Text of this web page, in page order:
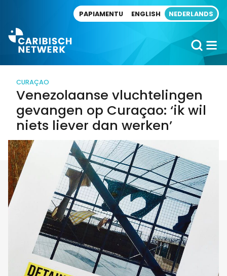
PAPIAMENTU ENGLISH NEDERLANDS
CURAÇAO
Venezolaanse vluchtelingen
gevangen op Curaçao: ‘ik wil
niets liever dan werken’